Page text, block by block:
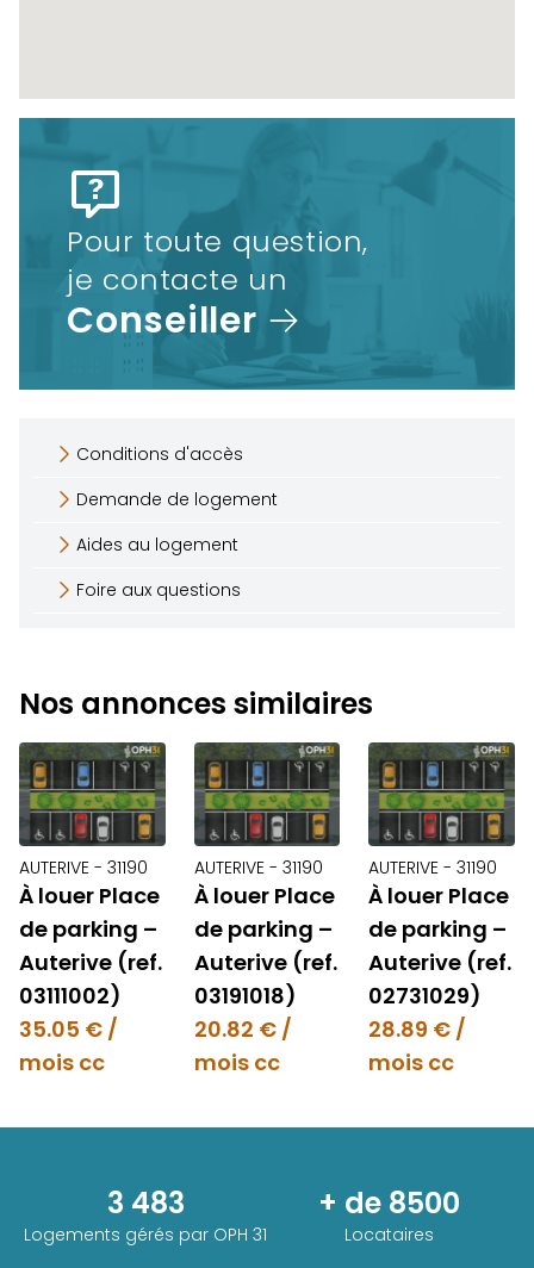
Pour toute question,
je contacte un
Conseiller
Conditions d'accès
Demande de logement
Aides au logement
Foire aux questions
Nos annonces similaires
AUTERIVE - 31190
À louer Place
de parking –
Auterive (ref.
03111002)
35.05 € /
mois cc
AUTERIVE - 31190
À louer Place
de parking –
Auterive (ref.
03191018)
20.82 € /
mois cc
AUTERIVE - 31190
À louer Place
de parking –
Auterive (ref.
02731029)
28.89 € /
mois cc
3 483
Logements gérés par OPH 31
+ de 8500
Locataires